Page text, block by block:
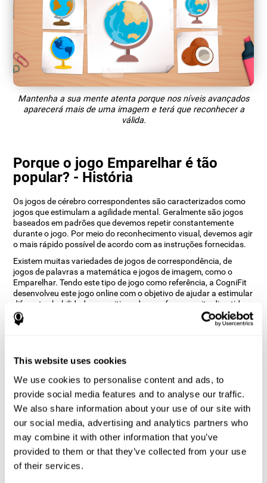
This website uses cookies
We use cookies to personalise content and ads, to
provide social media features and to analyse our traffic.
We also share information about your use of our site with
our social media, advertising and analytics partners who
may combine it with other information that you’ve
provided to them or that they’ve collected from your use
of their services.
Mantenha a sua mente atenta porque nos níveis avançados
aparecerá mais de uma imagem e terá que reconhecer a
válida.
Porque o jogo Emparelhar é tão
popular? - História
Os jogos de cérebro correspondentes são caracterizados como
jogos que estimulam a agilidade mental. Geralmente são jogos
baseados em padrões que devemos repetir constantemente
durante o jogo. Por meio do reconhecimento visual, devemos agir
o mais rápido possível de acordo com as instruções fornecidas.
Existem muitas variedades de jogos de correspondência, de
jogos de palavras a matemática e jogos de imagem, como o
Emparelhar. Tendo este tipo de jogo como referência, a CogniFit
desenvolveu este jogo online com o objetivo de ajudar a estimular
diferentes habilidades cognitivas de uma forma muito divertida.
Como o jogo cerebral “Emparelhar”
Jogar jogos como Emparelhar da CogniFit estimula um padrão
específico de ativação neural. Repetir e treinar esse padrão de
forma consistente pode ajudar a criar novas sinapses e ajudar os
circuitos neurais a reorganizar e recuperar funções cognitivas
enfraquecidas ou danificadas.
O jogo Emparelhar ajuda a exercitar a inibição e a percepção
visual. A estimulação consistente dessas habilidades pode
ajudar a criar novas sinapses, reorganizar os circuitos neurais e
melhorar as funções cognitivas.